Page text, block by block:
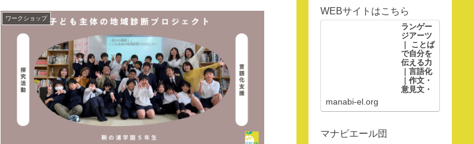
ワークショップ
WEBサイトはこちら
ランゲー
ジアーツ
｜ ことば
で自分を
伝える力
｜言語化
｜作文・
意見文・
manabi-el.org
マナビエール団